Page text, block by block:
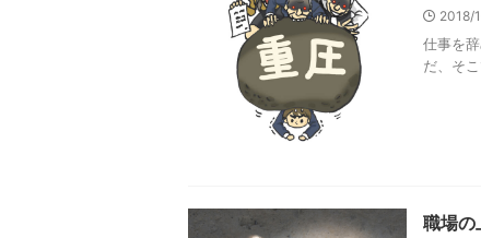
2018/
仕事を
だ、そ
職場の